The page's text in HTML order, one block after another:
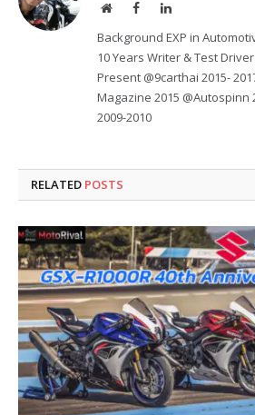
WebsiteFacebookLinkedIn
Background EXP in
10 Years Writer & Test
Present @9carthai 2015-
Magazine 2015 @Autospinn
2009-2010
RELATED POSTS